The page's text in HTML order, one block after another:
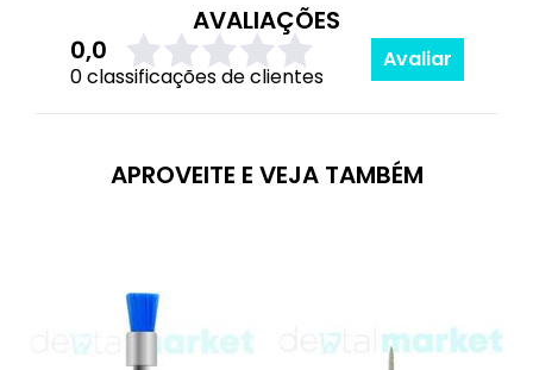
AVALIAÇÕES
0,0
0 classificações de clientes
Avaliar
APROVEITE E VEJA TAMBÉM